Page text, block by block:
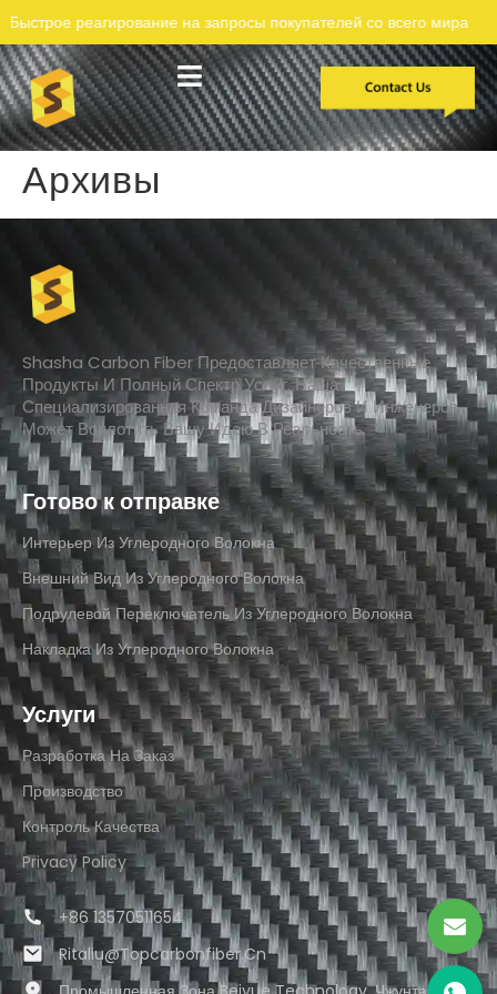
реагирование на запросы покупателей со всего мира
Архивы
Shasha Carbon Fiber Предоставляет Качественные
Продукты И Полный Спектр Услуг. Наша
Специализированная Команда Дизайнеров И Инженеров
Может Воплотить Вашу Идею В Реальность.
Готово к отправке
Интерьер Из Углеродного Волокна
Внешний Вид Из Углеродного Волокна
Подрулевой Переключатель Из Углеродного Волокна
Накладка Из Углеродного Волокна
Услуги
Разработка На Заказ
Производство
Контроль Качества
Privacy Policy
+86 13570511654
Ritaliu@topcarbonfiber.cn